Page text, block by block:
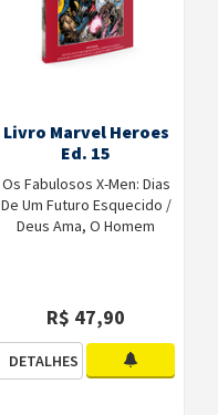
Livro Marvel Heroes
Ed. 15
Os Fabulosos X-Men: Dias
De Um Futuro Esquecido /
Deus Ama, O Homem
R$ 47,90
DETALHES